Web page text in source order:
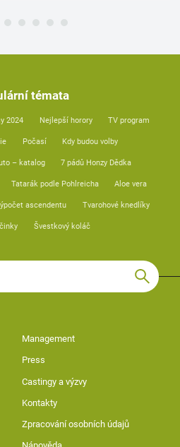
témata
2024 Nejlepší horory TV program
Počasí Kdy budou volby
– katalog 7 pádů Honzy Dědka
Tatarák podle Pohlreicha Aloe vera
ascendentu Tvarohové knedlíky
Švestkový koláč
Management
Press
Castingy a výzvy
Kontakty
Zpracování osobních údajů